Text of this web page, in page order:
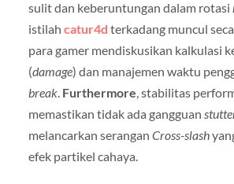
sulit dan keberuntungan dalam rotasi
istilah catur4d terkadang muncul
para gamer mendiskusikan kalkulasi
(damage) dan manajemen waktu
break. Furthermore, stabilitas
memastikan tidak ada gangguan
melancarkan serangan Cross-slash
efek partikel cahaya.